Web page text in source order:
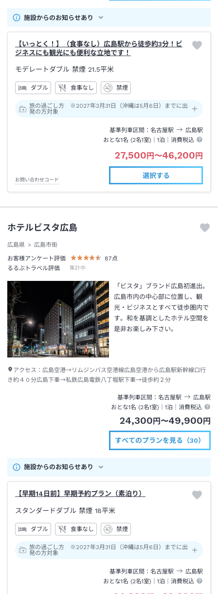
施設からのお知らせあり
【いっとく！】（食事なし）広島駅から徒歩約3分！ビ
ジネスにも観光にも便利な立地です！
モデレートダブル 禁煙 21.5平米
ダブル 食事なし 禁煙
旅の過ごし方 ※2027年3月31日（沖縄は5月6日）までに出
発の方対象
基準列車区間 名古屋駅 広島駅
おとな1名 (2名1室)｜1泊 ｜消費税込
27,500 円 〜46,200 円
お問い合わせコード
選択する
ホテルビスタ広島
広島県
広島市街
お客様アンケート評価
87点
るるぶトラベル評価
集計中
「ビスタ」ブランド広島初進出。
広島市内の中心部に位置し、観
光・ビジネスとすべて徒歩圏内で
す。和を基調としたホテル空間を
是非お楽しみ下さい。
アクセス： 広島空港→リムジンバス空港線広島空港から広島駅新幹線口行
き約４０分広島下車→私鉄広島電鉄八丁堀駅下車→徒歩約２分
基準列車区間 名古屋駅 広島駅
おとな1名 (2名1室)｜1泊 ｜消費税込
24,300円〜49,900円
すべてのプランを見る（30）
施設からのお知らせあり
【早期14日前】早期予約プラン（素泊り）
スタンダードダブル 禁煙 18平米
ダブル 食事なし 禁煙
旅の過ごし方 ※2027年3月31日（沖縄は5月6日）までに出
発の方対象
基準列車区間 名古屋駅 広島駅
おとな1名 (2名1室)｜1泊 ｜消費税込